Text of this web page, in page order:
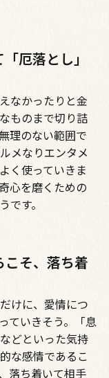
厄落とし」
なかったりと金
ものまで切り詰
理のない範囲で
メなりエンタメ
く使っていきま
心を磨くための
です。
そ、落ち着
けに、愛情につ
ていきそう。「息
どといった気持
な感情であるこ
落ち着いて相手